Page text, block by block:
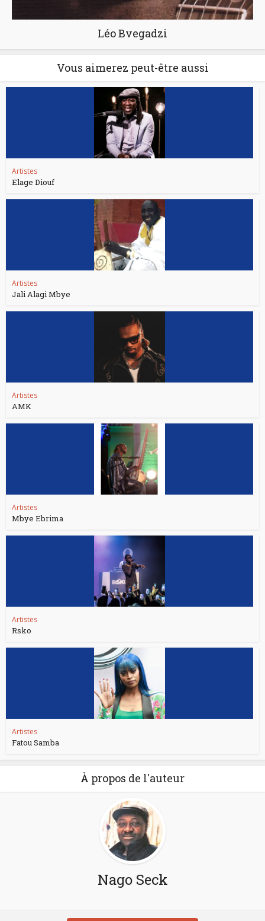
Léo Bvegadzi
Vous aimerez peut-être aussi
Artistes
Elage Diouf
Artistes
Jali Alagi Mbye
Artistes
AMK
Artistes
Mbye Ebrima
Artistes
Rsko
Artistes
Fatou Samba
À propos de l'auteur
Nago Seck